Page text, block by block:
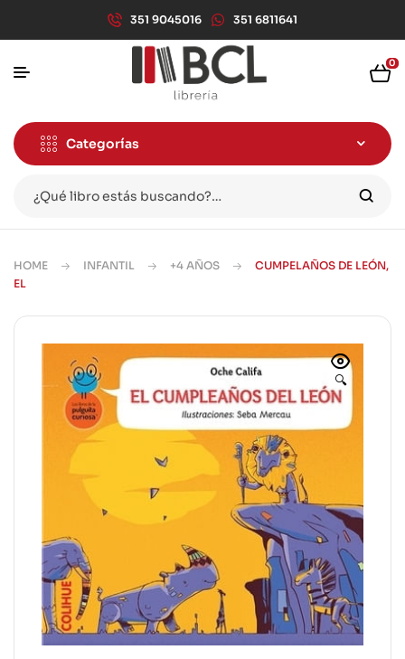
351 9045016 351 6811641
0
Categorías
HOME INFANTIL +4 AÑOS
CUMPELAÑOS DE LEÓN,
EL
🔍